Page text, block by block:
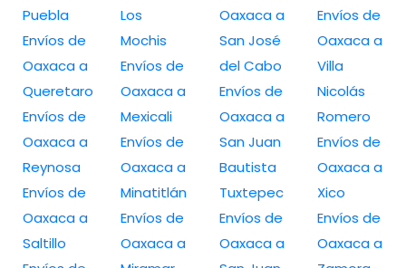
Puebla
Envíos de
Oaxaca a
Queretaro
Envíos de
Oaxaca a
Reynosa
Envíos de
Oaxaca a
Saltillo
Los
Mochis
Envíos de
Oaxaca a
Mexicali
Envíos de
Oaxaca a
Minatitlán
Envíos de
Oaxaca a
Oaxaca a
San José
del Cabo
Envíos de
Oaxaca a
San Juan
Bautista
Tuxtepec
Envíos de
Oaxaca a
Envíos de
Oaxaca a
Villa
Nicolás
Romero
Envíos de
Oaxaca a
Xico
Envíos de
Oaxaca a